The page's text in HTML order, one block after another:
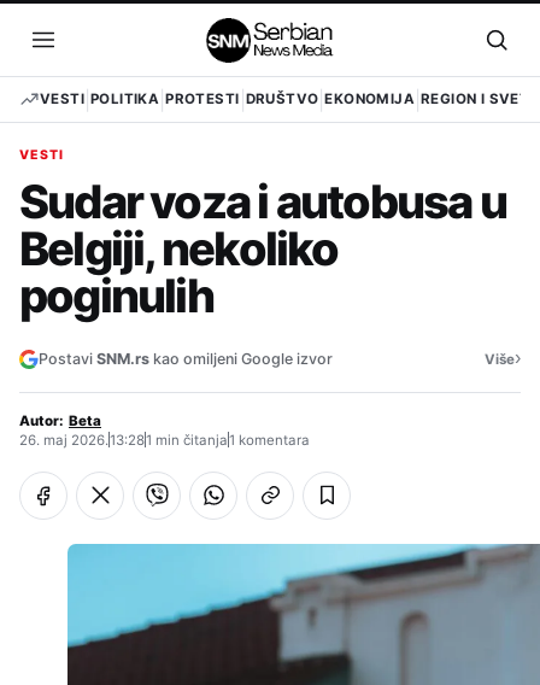
sadržaj
Otvori
meni
VESTI POLITIKA PROTESTI DRUŠTVO EKONOMIJA REGION I SVET
VESTI
Sudar voza i autobusa u
Belgiji, nekoliko
poginulih
Postavi SNM.rs kao omiljeni Google izvor Više›
Autor: Beta
26. maj 2026.13:281 min čitanja1 komentara